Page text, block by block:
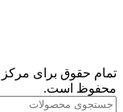
تمام حقوق برای
محفوظ است.